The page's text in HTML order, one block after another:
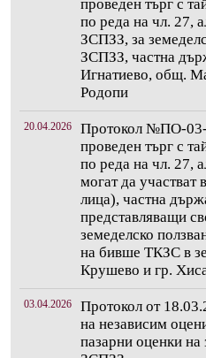
проведен търг с
по реда на чл. 27,
ЗСПЗЗ, за
ЗСПЗЗ, частна
Игнатиево, общ.
Родопи
20.04.2026
Протокол №ПО-03-
проведен търг с
по реда на чл. 27,
могат да участват
лица), частна
представляващи
земеделско
на бивше ТКЗС в
Крушево и гр.
03.04.2026
Протокол от
на независим
пазарни оценки на